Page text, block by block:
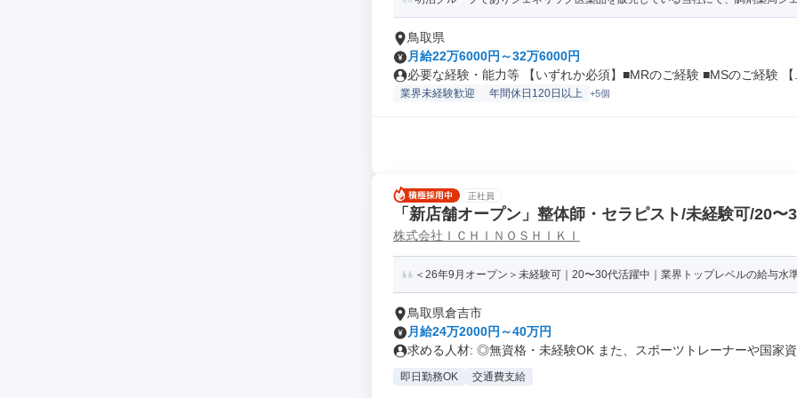
鳥取県
月給22万6000円～32万6000円
必要な経験・能力等 【いずれか必須】■MRのご経験 ■MSのご経験 【
業界未経験歓迎 年間休日120日以上 +5個
正社員
「新店舗オープン」整体師・セラピスト/未経験可/20〜
株式会社ＩＣＨＩＮＯＳＨＩＫＩ
＜26年9月オープン＞未経験可｜20〜30代活躍中｜業界トップレベルの給与水
鳥取県倉吉市
月給24万2000円～40万円
求める人材: ◎無資格・未経験OK また、スポーツトレーナーや国家
即日勤務OK 交通費支給